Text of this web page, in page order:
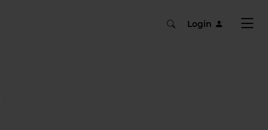
Login